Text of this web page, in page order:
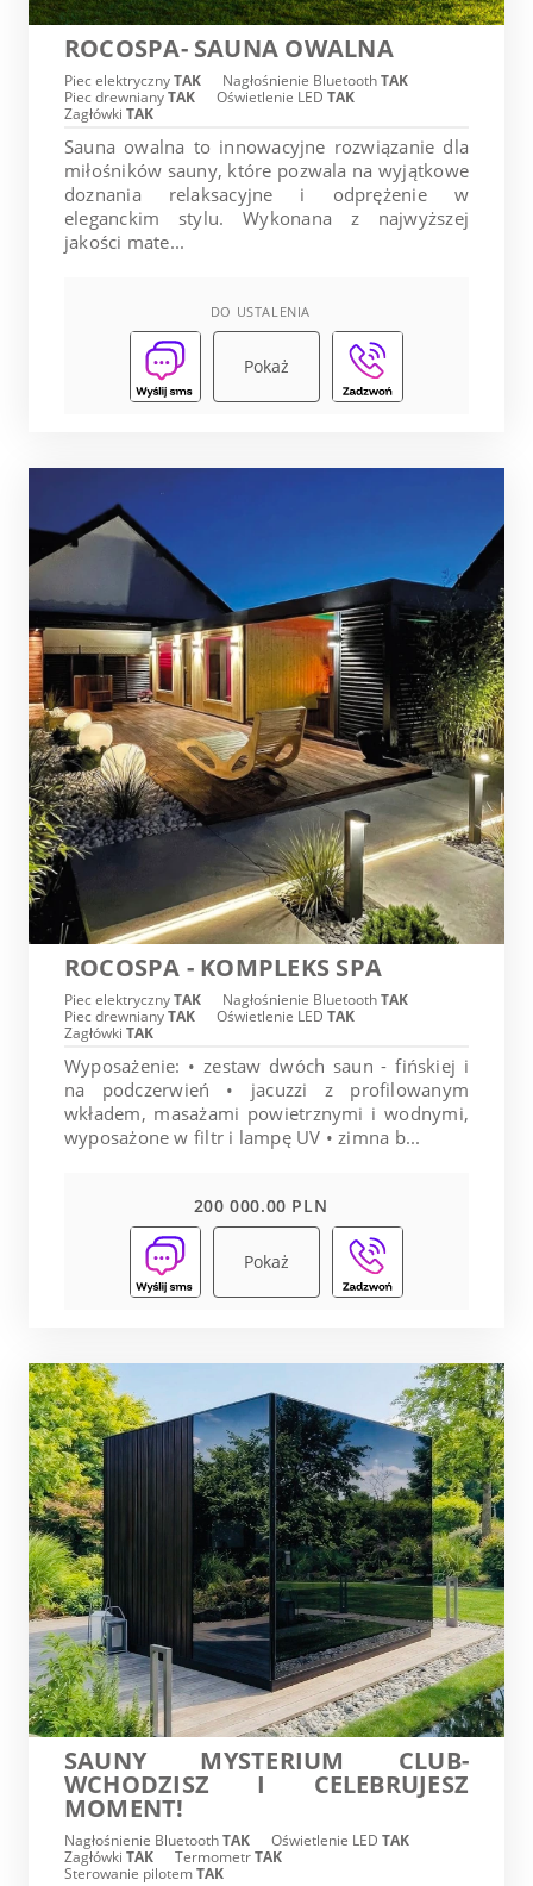
ROCOSPA- SAUNA OWALNA
Piec elektrycznyTAK Nagłośnienie BluetoothTAK
Piec drewnianyTAK Oświetlenie LED TAK
Zagłówki TAK
Sauna owalna to innowacyjne rozwiązanie dla
miłośników sauny, które pozwala na wyjątkowe
doznania relaksacyjne i odprężenie w
eleganckim stylu. Wykonana z najwyższej
jakości mate...
DO USTALENIA
Pokaż
ROCOSPA - KOMPLEKS SPA
Piec elektrycznyTAK Nagłośnienie BluetoothTAK
Piec drewnianyTAK Oświetlenie LED TAK
Zagłówki TAK
Wyposażenie: • zestaw dwóch saun - fińskiej i
na podczerwień • jacuzzi z profilowanym
wkładem, masażami powietrznymi i wodnymi,
wyposażone w filtr i lampę UV • zimna b...
200 000.00 PLN
Pokaż
SAUNY MYSTERIUM CLUB-
WCHODZISZ I CELEBRUJESZ
MOMENT!
Nagłośnienie BluetoothTAK Oświetlenie LED TAK
Zagłówki TAK TermometrTAK
Sterowanie pilotemTAK